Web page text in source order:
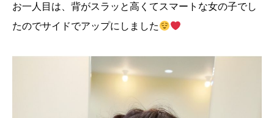
お一人目は、背がスラッと高くてスマートな女の子でし
たのでサイドでアップにしました